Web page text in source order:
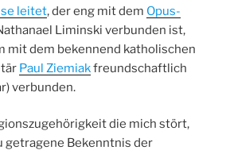
leitet, der eng mit dem Opus-
Liminski verbunden ist,
mit dem bekennend katholischen
Paul Ziemiakfreundschaftlich
verbunden.
die mich stört,
getragene Bekenntnis der